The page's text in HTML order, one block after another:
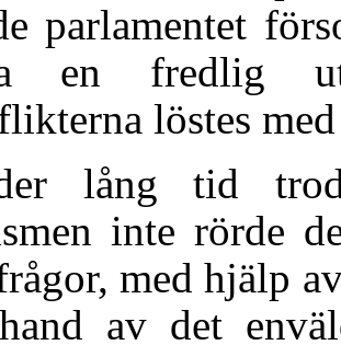
parlamentet
en fredlig
löstes
lång tid
inte rörde
med hjälp
av det